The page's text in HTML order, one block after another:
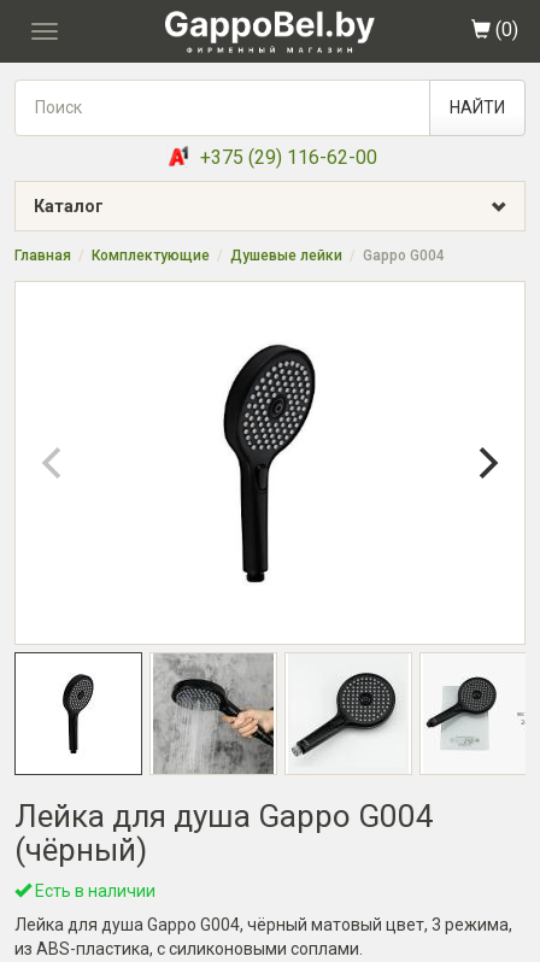
Toggle
(0)
НАЙТИ
+375 (29) 116-62-00
Каталог
Главная Комплектующие Душевые лейки Gappo G004
Лейка для душа Gappo G004
(чёрный)
Есть в наличии
Лейка для душа Gappo G004, чёрный матовый цвет, 3 режима,
из ABS-пластика, с силиконовыми соплами.